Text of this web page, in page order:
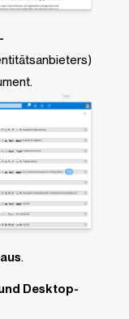
.
Desktop-